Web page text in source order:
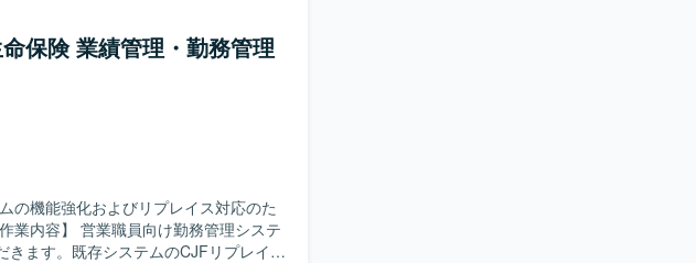
5.1 / Apollo Client (GraphQL) デ
インフラ : AWS (ECS) バージョン管
Google Meet, Notion を利用していま
保険 業績管理・勤務管理
の機能強化およびリプレイス対応のた
ます。既存システムのCJFリプレイス